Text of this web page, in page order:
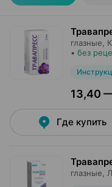
глазные,
• без
13,40
Где купить
глазные,